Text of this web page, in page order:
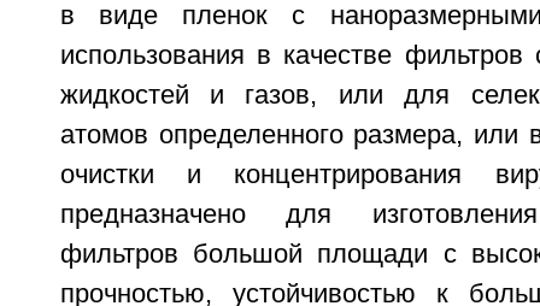
в виде пленок с
использования в качестве фильтров
жидкостей и газов, или для
атомов определенного размера, или
очистки и концентрирования
предназначено для
фильтров большой площади с
прочностью, устойчивостью к